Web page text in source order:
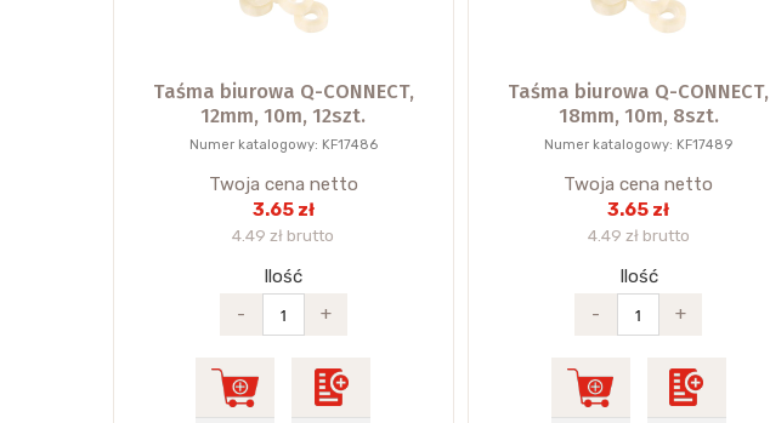
Taśma biurowa Q-CONNECT,
12mm, 10m, 12szt.
Numer katalogowy: KF17486
Twoja cena netto
3.65 zł
4.49 zł brutto
Ilość
-
+
Taśma biurowa Q-CONNECT,
18mm, 10m, 8szt.
Numer katalogowy: KF17489
Twoja cena netto
3.65 zł
4.49 zł brutto
Ilość
-
+